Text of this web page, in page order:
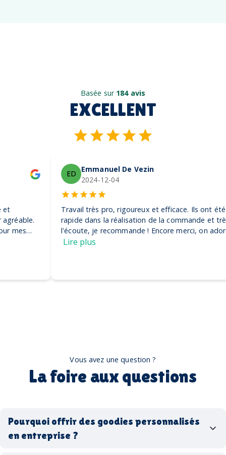
Basée sur 184 avis
EXCELLENT
ED Emmanuel De Vezin
2024-12-04
Travail très pro, rigoureux et efficace. Ils ont été très
rapide dans la réalisation de la commande et très à
l'écoute, je recommande ! Encore merci, on adore nos
Vous avez une question ?
La foire aux questions
Pourquoi offrir des goodies personnalisés
en entreprise ?